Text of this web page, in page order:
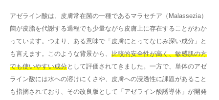
アゼライン酸は、皮膚常在菌の一種であるマラセチア（Malassezia）
菌が皮脂を代謝する過程でも少量ながら皮膚上に存在することがわか
っています。つまり、ある意味で「皮膚にとってなじみ深い成分」と
も言えます。このような背景から、 比較的安全性が高く、敏感肌の方
でも使いやすい成分として評価されてきました。一方で、単体のアゼ
ライン酸には水への溶けにくさや、皮膚への浸透性に課題があること
も指摘されており、その改良版として「アゼライン酸誘導体」が開発